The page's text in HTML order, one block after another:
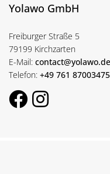
Yolawo GmbH
Freiburger Straße 5
79199 Kirchzarten
E-Mail: contact@yolawo.de
Telefon: +49 761 87003475